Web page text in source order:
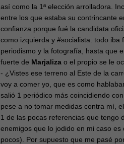
así como la 1ª elección arrolladora.
entre los que estaba su contrincante
confianza porque fué la candidata
como izquierda y #socialista. todo
periodismo y la fotografía, hasta que
fuerte de Marjaliza o el propio se le
- ¿Vistes ese terreno al Este de la
voy a comer yo, que es como
salió 1 periódico más coincidiendo
pese a no tomar medidas contra mí,
1 de las pocas referencias que tengo
enemigos que lo jodido en mi caso
pocos). Por supuesto que me pasé